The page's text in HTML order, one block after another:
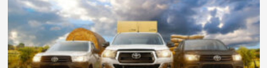
y
Buses
se
coronó
al
campeón